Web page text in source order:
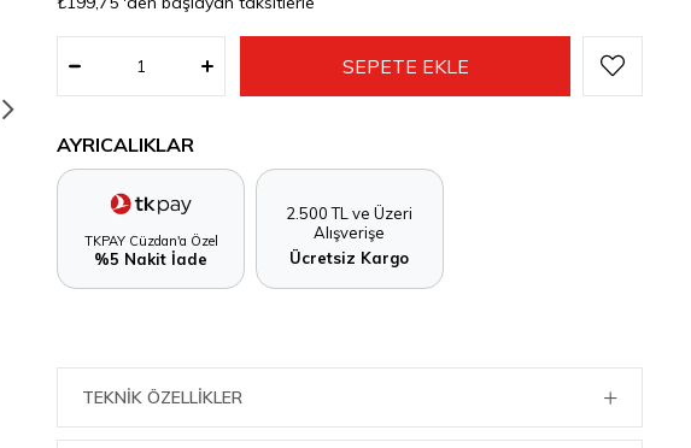
AYRICALIKLAR
TKPAY Cüzdan'a Özel
%5 Nakit İade
2.500 TL ve Üzeri
Alışverişe
Ücretsiz Kargo
TEKNIK ÖZELLIKLER